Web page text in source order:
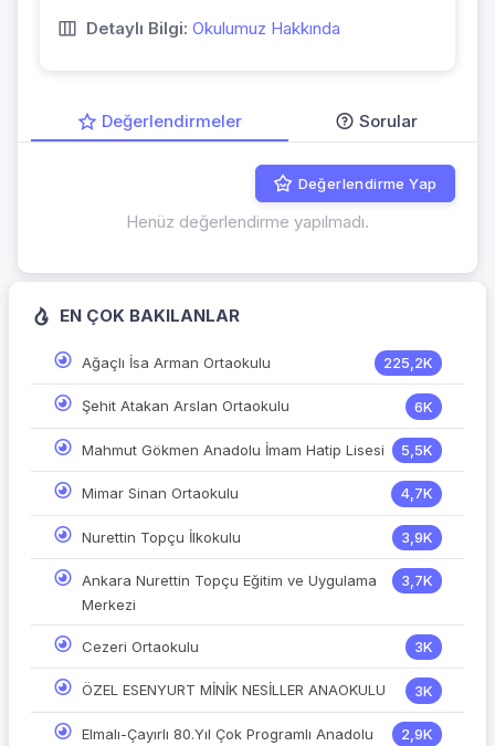
Detaylı Bilgi: Okulumuz Hakkında
Değerlendirmeler Sorular
Değerlendirme Yap
Henüz değerlendirme yapılmadı.
EN ÇOK BAKILANLAR
Ağaçlı İsa Arman Ortaokulu 225,2K
Şehit Atakan Arslan Ortaokulu 6K
Mahmut Gökmen Anadolu İmam Hatip Lisesi 5,5K
Mimar Sinan Ortaokulu 4,7K
Nurettin Topçu İlkokulu 3,9K
Ankara Nurettin Topçu Eğitim ve Uygulama
Merkezi
3,7K
Cezeri Ortaokulu 3K
ÖZEL ESENYURT MİNİK NESİLLER ANAOKULU 3K
Elmalı-Çayırlı 80.Yıl Çok Programlı Anadolu
2,9K